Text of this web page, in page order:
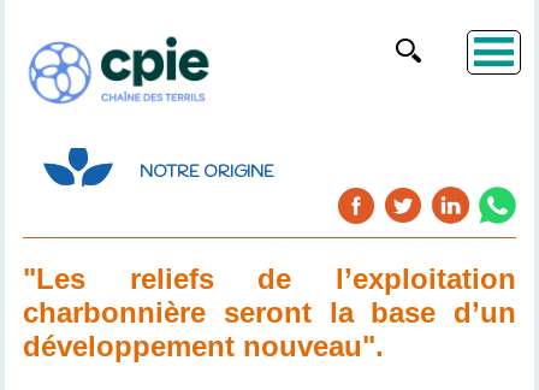
NOTRE ORIGINE
"Les reliefs de l’exploitation
charbonnière seront la base d’un
développement nouveau".